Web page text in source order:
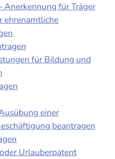
Anerkennung für Träger
ehrenamtliche
für Bildung und
einer
beantragen
Urlauberpatent